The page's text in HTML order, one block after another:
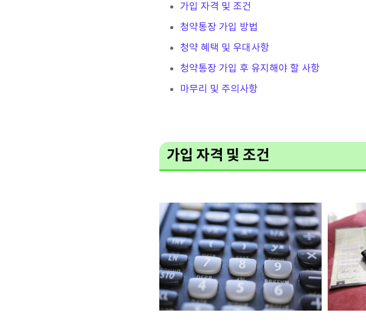
가입 자격 및 조건
청약통장 가입 방법
청약 혜택 및 우대사항
청약통장 가입 후 유지해야 할 사항
마무리 및 주의사항
가입 자격 및 조건